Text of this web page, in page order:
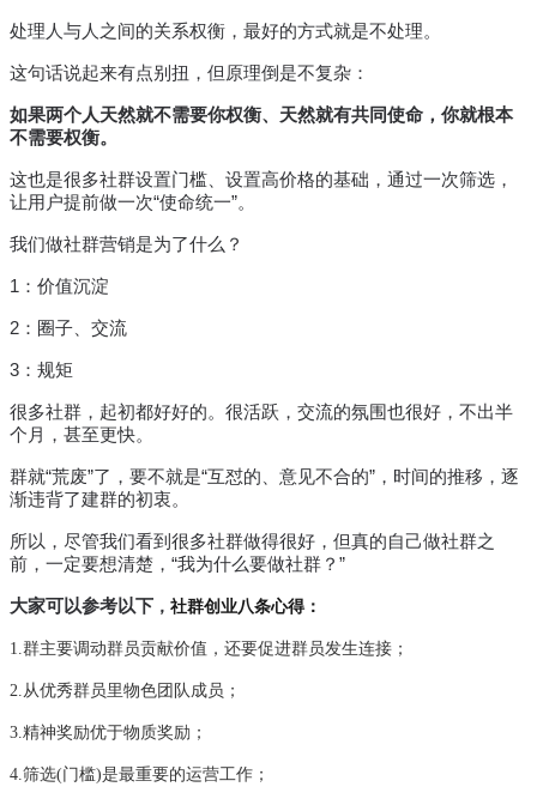
处理人与人之间的关系权衡，最好的方式就是不处理。
这句话说起来有点别扭，但原理倒是不复杂：
如果两个人天然就不需要你权衡、天然就有共同使命，你就根本
不需要权衡。
这也是很多社群设置门槛、设置高价格的基础，通过一次筛选，
让用户提前做一次“使命统一”。
我们做社群营销是为了什么？
1：价值沉淀
2：圈子、交流
3：规矩
很多社群，起初都好好的。很活跃，交流的氛围也很好，不出半
个月，甚至更快。
群就“荒废”了，要不就是“互怼的、意见不合的”，时间的推移，逐
渐违背了建群的初衷。
所以，尽管我们看到很多社群做得很好，但真的自己做社群之
前，一定要想清楚，“我为什么要做社群？”
大家可以参考以下 ， 社群创业八条心得：
1.群主要调动群员贡献价值，还要促进群员发生连接；
2.从优秀群员里物色团队成员；
3.精神奖励优于物质奖励；
4.筛选(门槛)是最重要的运营工作；